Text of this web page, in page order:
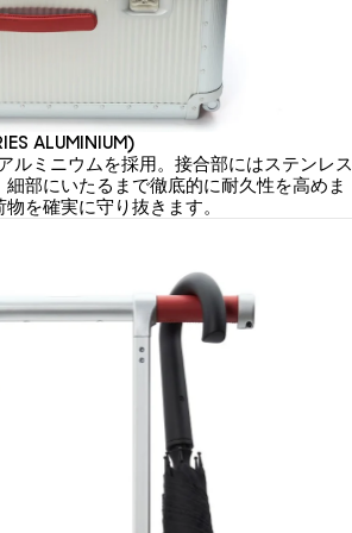
ALUMINIUM)
ルミニウムを採用。接合部にはステンレス
部にいたるまで徹底的に耐久性を高めま
を確実に守り抜きます。